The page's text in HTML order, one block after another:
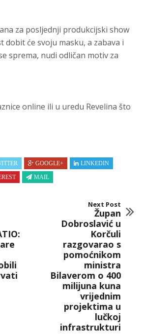
za posljednji produkcijski show
dobit će svoju masku, a zabava i
sprema, nudi odličan motiv za
online ili u uredu Revelina što
GOOGLE+
LINKEDIN
MAIL
Next Post
Župan
Dobroslavić u
Korčuli
razgovarao s
pomoćnikom
ministra
Bilaverom o 400
milijuna kuna
vrijednim
projektima u
lučkoj
infrastrukturi